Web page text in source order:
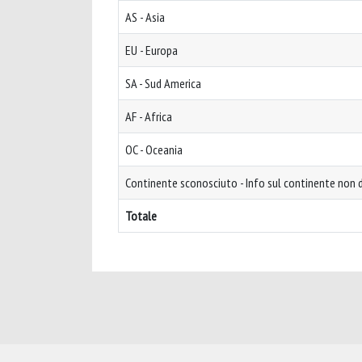
AS - Asia
EU - Europa
SA - Sud America
AF - Africa
OC - Oceania
Continente sconosciuto - Info sul continente non
Totale